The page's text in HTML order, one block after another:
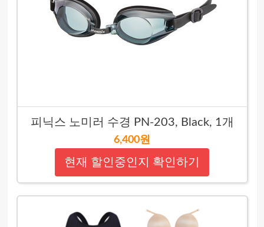
피닉스 노미러 수경 PN-203, Black, 1개
6,400원
현재 할인중인지 확인하기